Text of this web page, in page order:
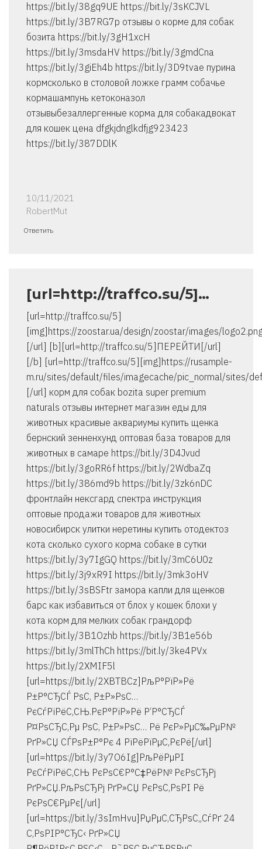
https://bit.ly/38gq9UE https://bit.ly/3sKCJVL
https://bit.ly/3B7RG7p отзывы о корме для собак
бозита https://bit.ly/3gH1xcH
https://bit.ly/3msdaHV https://bit.ly/3gmdCna
https://bit.ly/3giEh4b https://bit.ly/3D9tvae пурина
кормсколько в столовой ложке грамм собачье
кормашампунь кетоконазол
отзывыбезаллергенные корма для собакадвокат
для кошек цена dfgkjdnglkdfjg923423
https://bit.ly/387DDlK
10/11/2021
RobertMut
Ответить
[url=http://traffco.su/5]…
[url=http://traffco.su/5]
[img]https://zoostar.ua/design/zoostar/images/
[/url] [b][url=http://traffco.su/5]ПЕРЕЙТИ[/url]
[/b] [url=http://traffco.su/5][img]https://rusample-
m.ru/sites/default/files/imagecache/pic_normal/sites/
[/url] корм для собак bozita super premium
naturals отзывы интернет магазин еды для
животных красивые аквариумы купить щенка
бернский зенненхунд оптовая база товаров для
животных в самаре https://bit.ly/3D4Jvud
https://bit.ly/3goRR6f https://bit.ly/2WdbaZq
https://bit.ly/386md9b https://bit.ly/3zk6nDC
фронтлайн нексгард спектра инструкция
оптовые продажи товаров для животных
новосибирск улитки неретины купить отодектоз
кота сколько сухого корма собаке в сутки
https://bit.ly/3y7IgGQ https://bit.ly/3mC6U0z
https://bit.ly/3j9xR9I https://bit.ly/3mk3oHV
https://bit.ly/3sBSFtr замора капли для щенков
барс как избавиться от блох у кошек блохи у
кота корм для мелких собак грандорф
https://bit.ly/3B1Ozhb https://bit.ly/3B1e56b
https://bit.ly/3mlThCh https://bit.ly/3ke4PVx
https://bit.ly/2XMIF5l
[url=https://bit.ly/2XBTBCz]РљР°РїР»Рё
Р±Р°СЂСЃ РѕС‚ Р±Р»РѕС…
РєСѓРїРёС‚СЊ.РєР°РїР»Рё Р‘Р°СЂСЃ
Р¤РѕСЂС‚Рµ РѕС‚ Р±Р»РѕС… Рё РєР»РµС‰РµР№
РґР»СЏ СЃРѕР±Р°Рє 4 РїРёРїРµС‚РєРё[/url]
[url=https://bit.ly/3y7O6Ig]РљРёРµРІ
РєСѓРїРёС‚СЊ РєРѕС€Р°С‡РёР№ РєРѕСЂРј
РґР»СЏ.РљРѕСЂРј РґР»СЏ РєРѕС‚РѕРІ Рё
РєРѕС€РµРє[/url]
[url=https://bit.ly/3sImHvu]РџРµС‚СЂРѕС„СѓРґ 24
С‚РѕРІР°СЂС‹ РґР»СЏ